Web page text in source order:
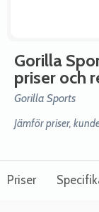
Gorilla
priser och
Gorilla Sports
Jämför priser,
Priser